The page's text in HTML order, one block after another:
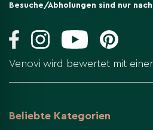
Besuche/Abholungen sind nur
Venovi wird bewertet mit einer
Beliebte Kategorien